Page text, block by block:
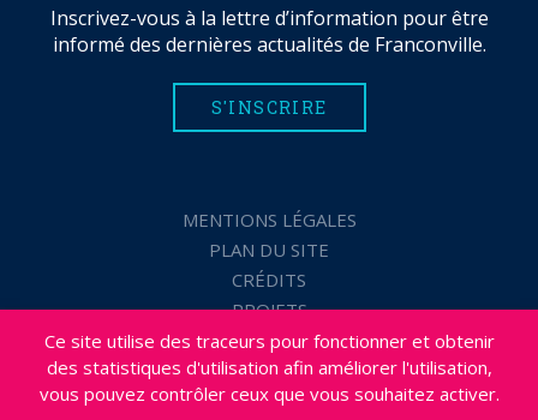
Ce site utilise des traceurs pour fonctionner et obtenir
des statistiques d'utilisation afin améliorer l'utilisation,
vous pouvez contrôler ceux que vous souhaitez activer.
Inscrivez-vous à la lettre d’information pour être
informé des dernières actualités de Franconville.
S'INSCRIRE
MENTIONS LÉGALES
PLAN DU SITE
CRÉDITS
PROJETS
DÉSABONNEMENT NEWSLETTER
ACCESSIBILITÉ : NON CONFORME